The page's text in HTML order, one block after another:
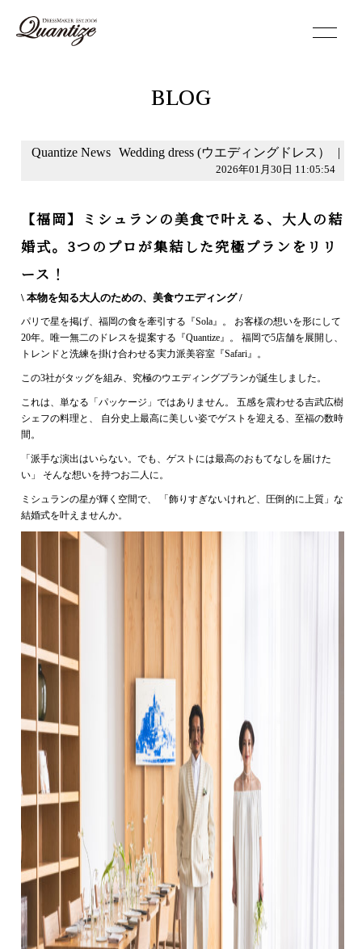
BLOG
Quantize News Wedding dress (ウエディングドレス） |
2026年01月30日 11:05:54
【福岡】ミシュランの美食で叶える、大人の結
婚式。3つのプロが集結した究極プランをリリ
ース！
\ 本物を知る大人のための、美食ウエディング /
パリで星を掲げ、福岡の食を牽引する『Sola』。 お客様の想いを形にして
20年。唯一無二のドレスを提案する『Quantize』。 福岡で5店舗を展開し、
トレンドと洗練を掛け合わせる実力派美容室『Safari』。
この3社がタッグを組み、究極のウエディングプランが誕生しました。
これは、単なる「パッケージ」ではありません。 五感を震わせる吉武広樹
シェフの料理と、 自分史上最高に美しい姿でゲストを迎える、至福の数時
間。
「派手な演出はいらない。でも、ゲストには最高のおもてなしを届けた
い」 そんな想いを持つお二人に。
ミシュランの星が輝く空間で、 「飾りすぎないけれど、圧倒的に上質」な
結婚式を叶えませんか。